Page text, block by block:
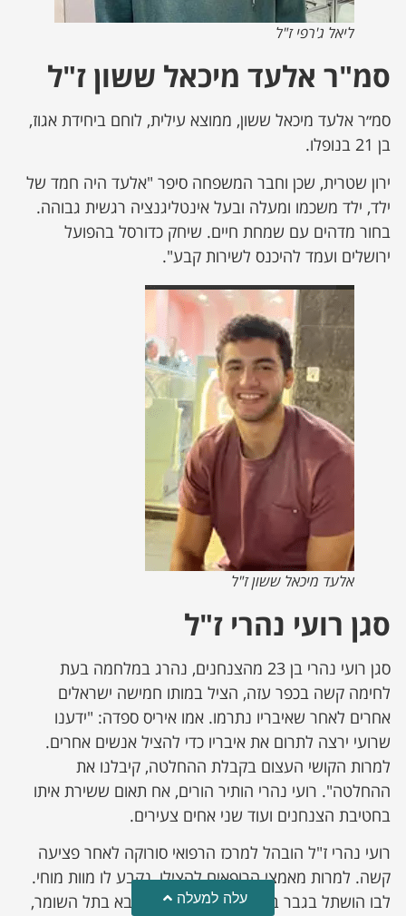
ליאל ג'רפי ז"ל
סמ"ר אלעד מיכאל ששון ז"ל
סמ״ר אלעד מיכאל ששון, ממוצא עילית, לוחם ביחידת אגוז,
בן 21 בנופלו.
ירון שטרית, שכן וחבר המשפחה סיפר "אלעד היה חמד של
ילד, ילד משכמו ומעלה ובעל אינטליגנציה רגשית גבוהה.
בחור מדהים עם שמחת חיים. שיחק כדורסל בהפועל
ירושלים ועמד להיכנס לשירות קבע".
אלעד מיכאל ששון ז"ל
סגן רועי נהרי ז"ל
סגן רועי נהרי בן 23 מהצנחנים, נהרג במלחמה בעת
לחימה קשה בכפר עזה, הציל במותו חמישה ישראלים
אחרים לאחר שאיבריו נתרמו. אמו איריס ספדה: "ידענו
שרועי ירצה לתרום את איבריו כדי להציל אנשים אחרים.
למרות הקושי העצום בקבלת ההחלטה, קיבלנו את
ההחלטה". רועי נהרי הותיר הורים, אח תאום ששירת איתו
בחטיבת הצנחנים ועוד שני אחים צעירים.
רועי נהרי ז"ל הובהל למרכז הרפואי סורוקה לאחר פציעה
קשה. למרות מאמצי הרופאים להצילו, נקבע לו מוות מוחי.
לבו הושתל בגבר בן 63 במרכז הרפואי שיבא בתל השומר,
עלה למעלה